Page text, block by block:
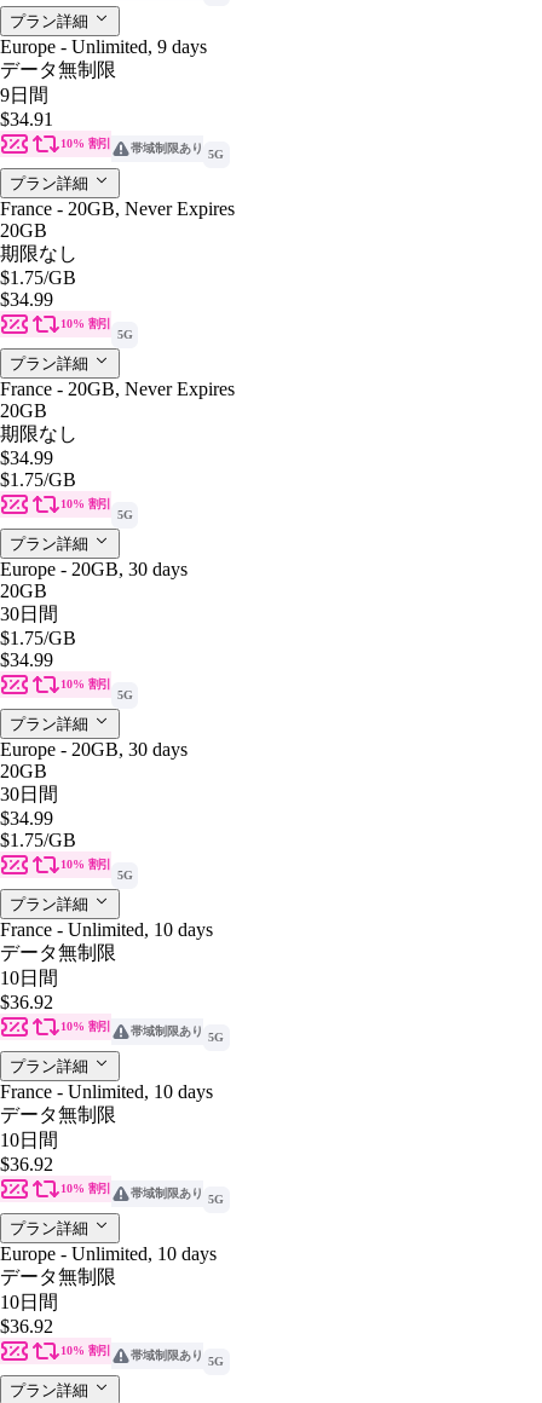
プラン詳細
Europe - Unlimited, 9 days
データ無制限
9日間
$34.91
10% 割引 帯域制限あり 5G
プラン詳細
France - 20GB, Never Expires
20GB
期限なし
$1.75/GB
$34.99
10% 割引
5G
プラン詳細
France - 20GB, Never Expires
20GB
期限なし
$34.99
$1.75/GB
10% 割引
5G
プラン詳細
Europe - 20GB, 30 days
20GB
30日間
$1.75/GB
$34.99
10% 割引
5G
プラン詳細
Europe - 20GB, 30 days
20GB
30日間
$34.99
$1.75/GB
10% 割引
5G
プラン詳細
France - Unlimited, 10 days
データ無制限
10日間
$36.92
10% 割引 帯域制限あり 5G
プラン詳細
France - Unlimited, 10 days
データ無制限
10日間
$36.92
10% 割引 帯域制限あり 5G
プラン詳細
Europe - Unlimited, 10 days
データ無制限
10日間
$36.92
10% 割引 帯域制限あり 5G
プラン詳細